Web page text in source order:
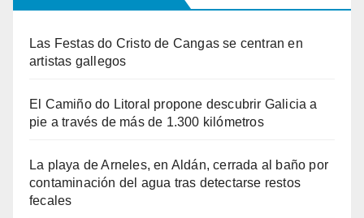
Las Festas do Cristo de Cangas se centran en
artistas gallegos
El Camiño do Litoral propone descubrir Galicia a
pie a través de más de 1.300 kilómetros
La playa de Arneles, en Aldán, cerrada al baño por
contaminación del agua tras detectarse restos
fecales